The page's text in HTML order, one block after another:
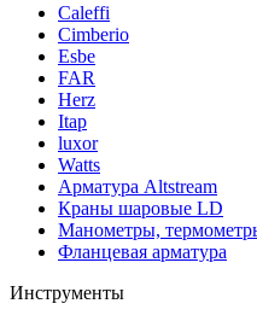
Caleffi
Cimberio
Esbe
FAR
Herz
Itap
luxor
Watts
Арматура Altstream
Краны шаровые LD
Манометры,
Фланцевая арматура
Инструменты